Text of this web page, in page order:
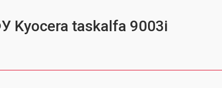
Kyocera taskalfa 9003i